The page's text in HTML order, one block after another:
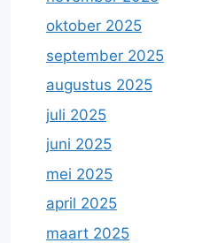
oktober 2025
september 2025
augustus 2025
juli 2025
juni 2025
mei 2025
april 2025
maart 2025